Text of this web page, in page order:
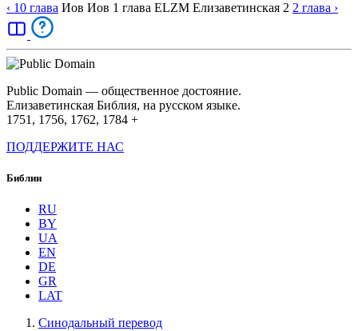
‹ 10 глава Иов Иов 1 глава ELZM Елизаветинская 2 2 глава ›
Public Domain — общественное достояние.
Елизаветинская Библия, на русском языке.
1751, 1756, 1762, 1784 +
ПОДДЕРЖИТЕ НАС
Библии
RU
BY
UA
EN
DE
GR
LAT
Синодальный перевод